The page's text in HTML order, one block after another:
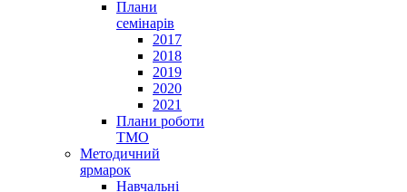
Плани
семінарів
2017
2018
2019
2020
2021
Плани роботи
ТМО
Методичний
ярмарок
Навчальні